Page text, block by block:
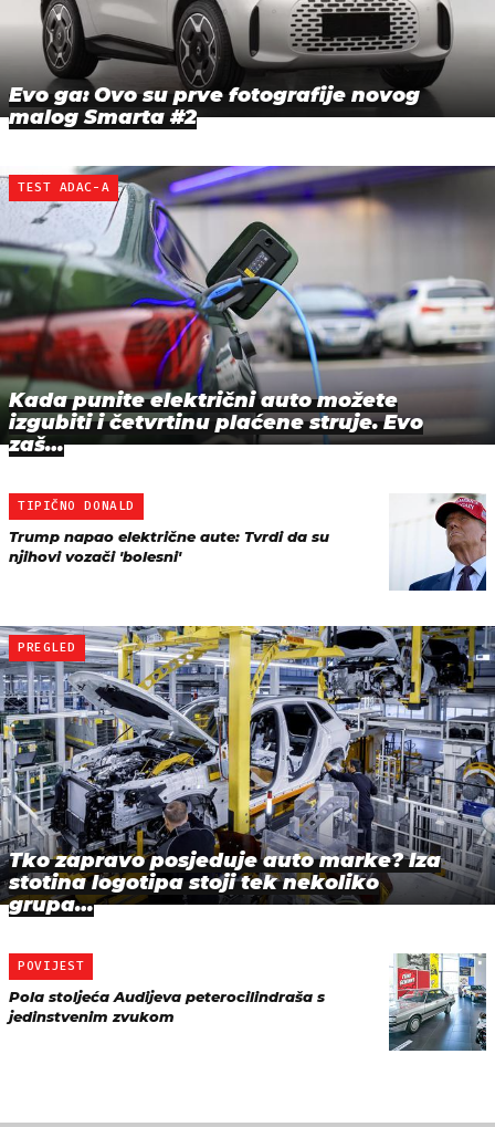
Evo ga: Ovo su prve fotografije novog
malog Smarta #2
TEST ADAC-A
Kada punite električni auto možete
izgubiti i četvrtinu plaćene struje. Evo
zaš…
TIPIČNO DONALD
Trump napao električne aute: Tvrdi da su
njihovi vozači 'bolesni'
PREGLED
Tko zapravo posjeduje auto marke? Iza
stotina logotipa stoji tek nekoliko
grupa…
POVIJEST
Pola stoljeća Audijeva peterocilindraša s
jedinstvenim zvukom